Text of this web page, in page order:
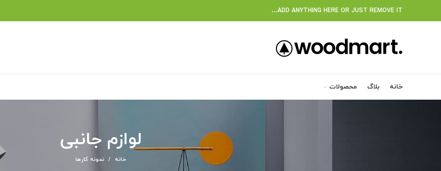
ADD ANYTHING HERE OR JUST REMOVE IT…
خانه بلاگ محصولات
لوازم جانبی
خانه نمونه کارها